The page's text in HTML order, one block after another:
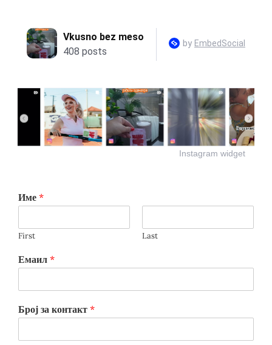
Instagram widget
Име *
First Last
Емаил *
Број за контакт *